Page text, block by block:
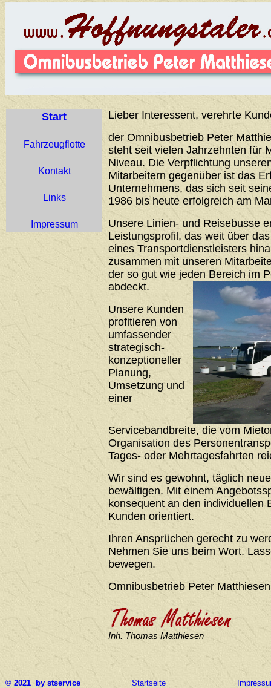
Start
Fahrzeugflotte
Kontakt
Links
Impressum
Lieber Interessent, verehrte
der Omnibusbetrieb Peter
steht seit vielen Jahrzehnten für
Niveau. Die Verpflichtung
Mitarbeitern gegenüber ist das
Unternehmens, das sich seit
1986 bis heute erfolgreich am
Unsere Linien- und Reisebusse
Leistungsprofil, das weit über
eines Transportdienstleisters
zusammen mit unseren
der so gut wie jeden Bereich im
abdeckt.
Unsere Kunden
profitieren von
umfassender
strategisch-
konzeptioneller
Planung,
Umsetzung und
einer
Servicebandbreite, die vom
Organisation des
Tages- oder Mehrtagesfahrten
Wir sind es gewohnt, täglich
bewältigen. Mit einem
konsequent an den individuellen
Kunden orientiert.
Ihren Ansprüchen gerecht zu
Nehmen Sie uns beim Wort.
bewegen.
Omnibusbetrieb Peter Matthiesen
Inh. Thomas Matthiesen
© 2021 by stservice Startseite